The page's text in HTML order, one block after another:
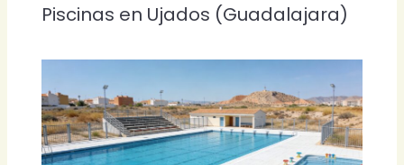
Piscinas en Ujados (Guadalajara)